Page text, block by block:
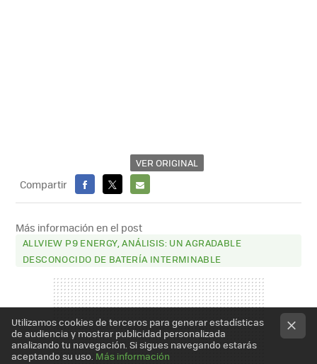
VER ORIGINAL
Compartir
FACEBOOK
X
E-
MAIL
Más información en el post
ALLVIEW P9 ENERGY, ANÁLISIS: UN AGRADABLE
DESCONOCIDO DE BATERÍA INTERMINABLE
Utilizamos cookies de terceros para generar estadísticas
de audiencia y mostrar publicidad personalizada
analizando tu navegación. Si sigues navegando estarás
aceptando su uso. Más información